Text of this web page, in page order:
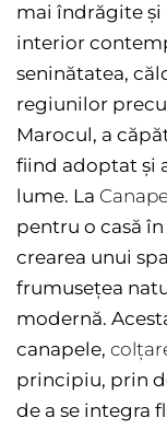
mai îndrăgite și
interior
seninătatea,
regiunilor
Marocul, a
fiind adoptat și
lume. La
pentru o casă în
crearea unui
frumusețea
modernă.
canapele,
principiu, prin
de a se integra